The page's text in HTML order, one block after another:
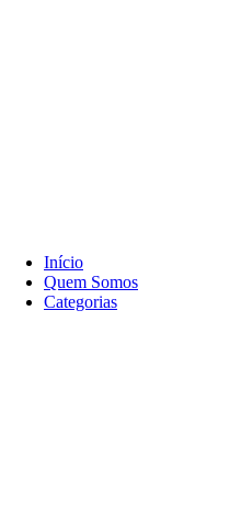
Início
Quem Somos
Categorias